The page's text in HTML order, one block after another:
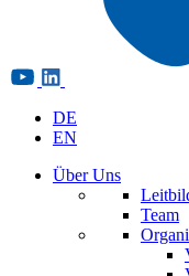
DE
EN
Über Uns
Team